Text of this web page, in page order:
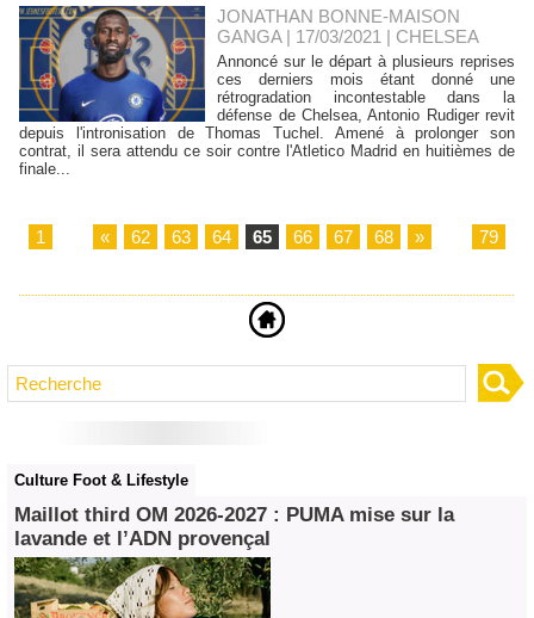
JONATHAN BONNE-MAISON
GANGA | 17/03/2021 | CHELSEA
Annoncé sur le départ à plusieurs reprises
ces derniers mois étant donné une
rétrogradation incontestable dans la
défense de Chelsea, Antonio Rudiger revit
depuis l'intronisation de Thomas Tuchel. Amené à prolonger son
contrat, il sera attendu ce soir contre l'Atletico Madrid en huitièmes de
finale...
1 « 62 63 64 65 66 67 68 » 79
Culture Foot & Lifestyle
Maillot third OM 2026‑2027 : PUMA mise sur la
lavande et l’ADN provençal